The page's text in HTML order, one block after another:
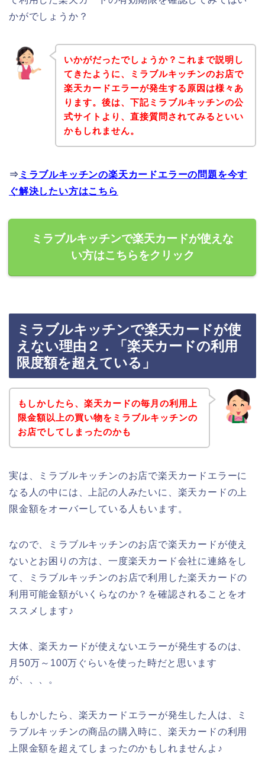
かがでしょうか？
いかがだったでしょうか？これまで説明し
てきたように、ミラブルキッチンのお店で
楽天カードエラーが発生する原因は様々あ
ります。後は、下記ミラブルキッチンの公
式サイトより、直接質問されてみるといい
かもしれません。
⇒ ミラブルキッチンの楽天カードエラーの問題を今す
ぐ解決したい方はこちら
ミラブルキッチンで楽天カードが使えな
い方はこちらをクリック
ミラブルキッチンで楽天カードが使
えない理由２．「楽天カードの利用
限度額を超えている」
もしかしたら、楽天カードの毎月の利用上
限金額以上の買い物をミラブルキッチンの
お店でしてしまったのかも
実は、ミラブルキッチンのお店で楽天カードエラーに
なる人の中には、上記の人みたいに、楽天カードの上
限金額をオーバーしている人もいます。
なので、ミラブルキッチンのお店で楽天カードが使え
ないとお困りの方は、一度楽天カード会社に連絡をし
て、ミラブルキッチンのお店で利用した楽天カードの
利用可能金額がいくらなのか？を確認されることをオ
ススメします♪
大体、楽天カードが使えないエラーが発生するのは、
月50万～100万ぐらいを使った時だと思います
が、、、。
もしかしたら、楽天カードエラーが発生した人は、ミ
ラブルキッチンの商品の購入時に、楽天カードの利用
上限金額を超えてしまったのかもしれませんよ♪